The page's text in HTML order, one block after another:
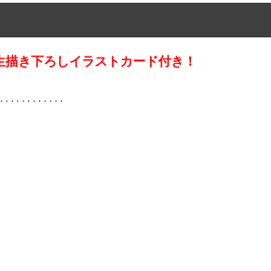
き下ろしイラストカード付き！